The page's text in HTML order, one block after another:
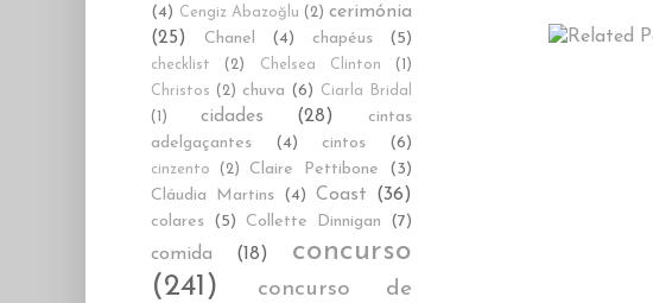
(4) Cengiz Abazoğlu (2) cerimónia
(25)
Chanel (4) chapéus (5)
checklist (2) Chelsea Clinton
(1)
Christos (2) chuva (6)
Ciarla Bridal
(1)
cidades (28)
cintas
adelgaçantes
(4) cintos (6)
cinzento (2) Claire Pettibone
(3)
Cláudia Martins (4) Coast (36)
colares (5) Collette Dinnigan (7)
comida (18)
concurso
(241)
concurso de